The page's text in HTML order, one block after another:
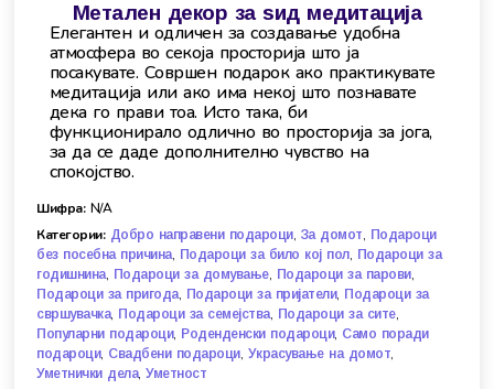
Метален декор за ѕид медитација
Елегантен и одличен за создавање удобна
атмосфера во секоја просторија што ја
посакувате. Совршен подарок ако практикувате
медитација или ако има некој што познавате
дека го прави тоа. Исто така, би
функционирало одлично во просторија за јога,
за да се даде дополнително чувство на
спокојство.
Шифра: N/A
Категории: Добро направени подароци, За домот, Подароци
без посебна причина, Подароци за било кој пол, Подароци за
годишнина, Подароци за домување, Подароци за парови,
Подароци за пригода, Подароци за пријатели, Подароци за
свршувачка, Подароци за семејства, Подароци за сите,
Популарни подароци, Роденденски подароци, Само поради
подароци, Свадбени подароци, Украсување на домот,
Уметнички дела,Уметност